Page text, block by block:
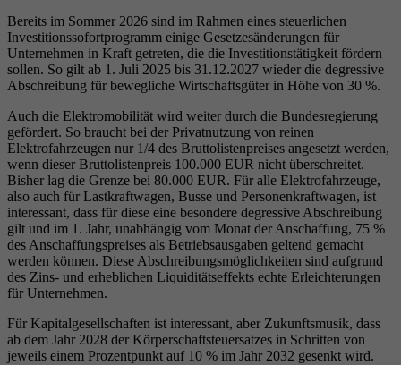
Bereits im Sommer 2026 sind im Rahmen eines steuerlichen
Investitionssofortprogramm einige Gesetzesänderungen für
Unternehmen in Kraft getreten, die die Investitionstätigkeit fördern
sollen. So gilt ab 1. Juli 2025 bis 31.12.2027 wieder die degressive
Abschreibung für bewegliche Wirtschaftsgüter in Höhe von 30 %.
Auch die Elektromobilität wird weiter durch die Bundesregierung
gefördert. So braucht bei der Privatnutzung von reinen
Elektrofahrzeugen nur 1/4 des Bruttolistenpreises angesetzt werden,
wenn dieser Bruttolistenpreis 100.000 EUR nicht überschreitet.
Bisher lag die Grenze bei 80.000 EUR. Für alle Elektrofahrzeuge,
also auch für Lastkraftwagen, Busse und Personenkraftwagen, ist
interessant, dass für diese eine besondere degressive Abschreibung
gilt und im 1. Jahr, unabhängig vom Monat der Anschaffung, 75 %
des Anschaffungspreises als Betriebsausgaben geltend gemacht
werden können. Diese Abschreibungsmöglichkeiten sind aufgrund
des Zins- und erheblichen Liquiditätseffekts echte Erleichterungen
für Unternehmen.
Für Kapitalgesellschaften ist interessant, aber Zukunftsmusik, dass
ab dem Jahr 2028 der Körperschaftsteuersatzes in Schritten von
jeweils einem Prozentpunkt auf 10 % im Jahr 2032 gesenkt wird.